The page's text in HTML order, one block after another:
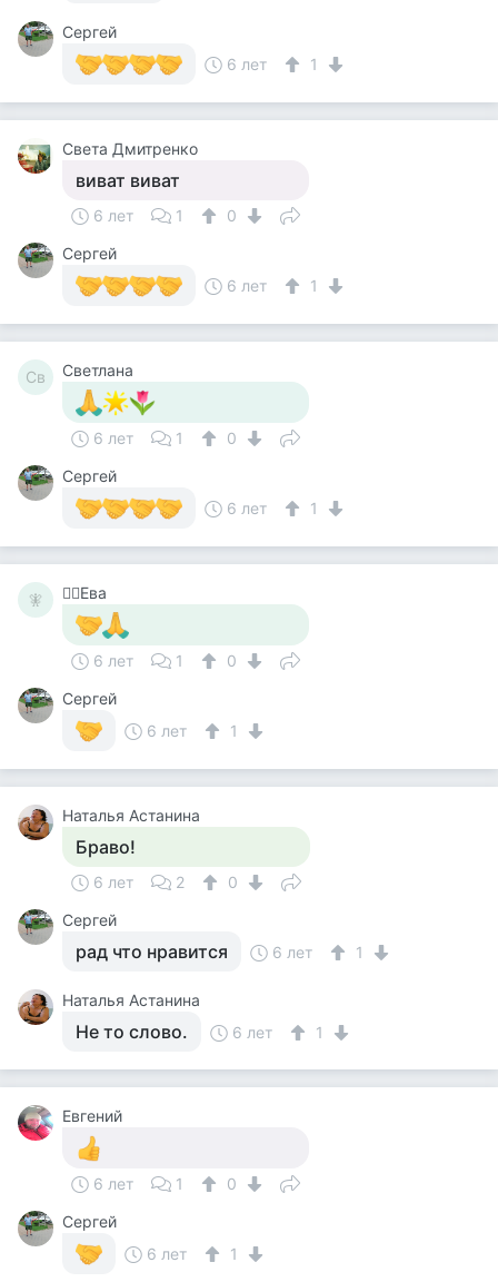
Сергей
6 лет
1
Света Дмитренко
виват виват
6 лет 1
0
Сергей
6 лет
1
Св Светлана
6 лет 1
0
Сергей
6 лет
1
🧚‍ 🧚‍♀️Ева
6 лет 1
0
Сергей
6 лет
1
Наталья Астанина
Браво!
6 лет 2
0
Сергей
рад что нравится 6 лет 1
Наталья Астанина
Не то слово. 6 лет 1
Евгений
6 лет 1
0
Сергей
6 лет
1